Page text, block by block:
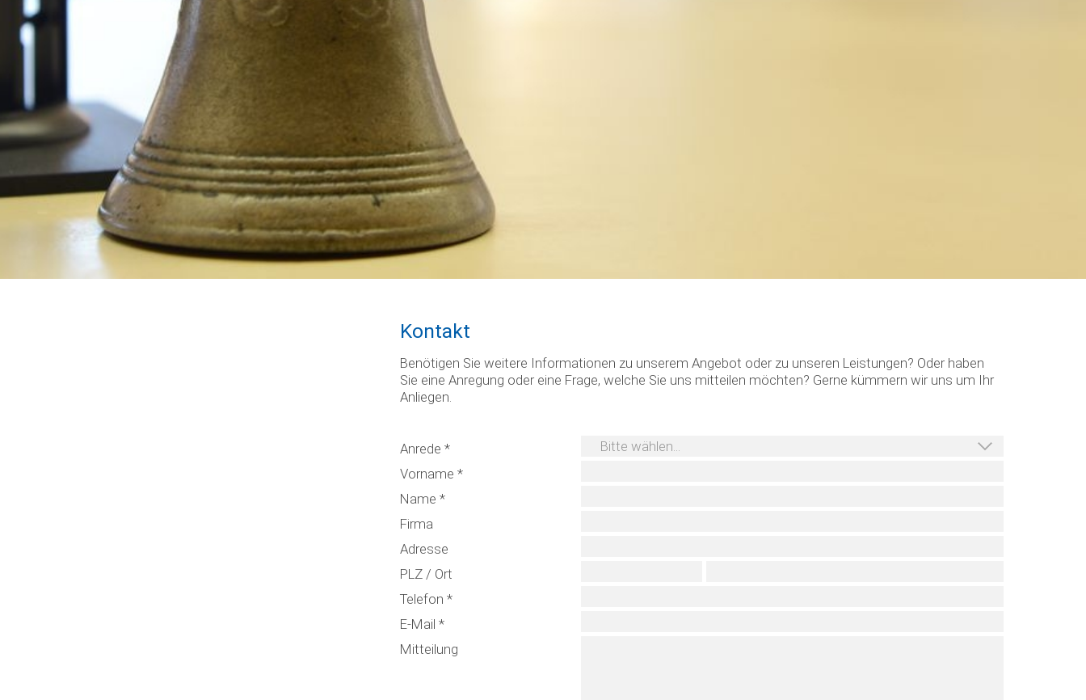
Kontakt
Benötigen Sie weitere Informationen zu unserem Angebot oder zu unseren Leistungen? Oder haben
Sie eine Anregung oder eine Frage, welche Sie uns mitteilen möchten? Gerne kümmern wir uns um Ihr
Anliegen.
Anrede *
Vorname *
Name *
Firma
Adresse
PLZ / Ort
Telefon *
E-Mail *
Zusatz
Mitteilung